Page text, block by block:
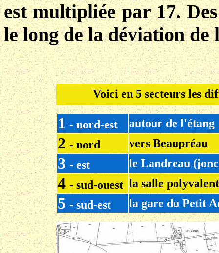
est multipliée par 17.
le long de la déviation
Voici en 5 secteurs les
1 - nord-est autour de l'étang
2 - nord vers Beaupréau
3 - est le Landreau
4 - sud-ouest la salle
5 - sud-est la gare du Petit